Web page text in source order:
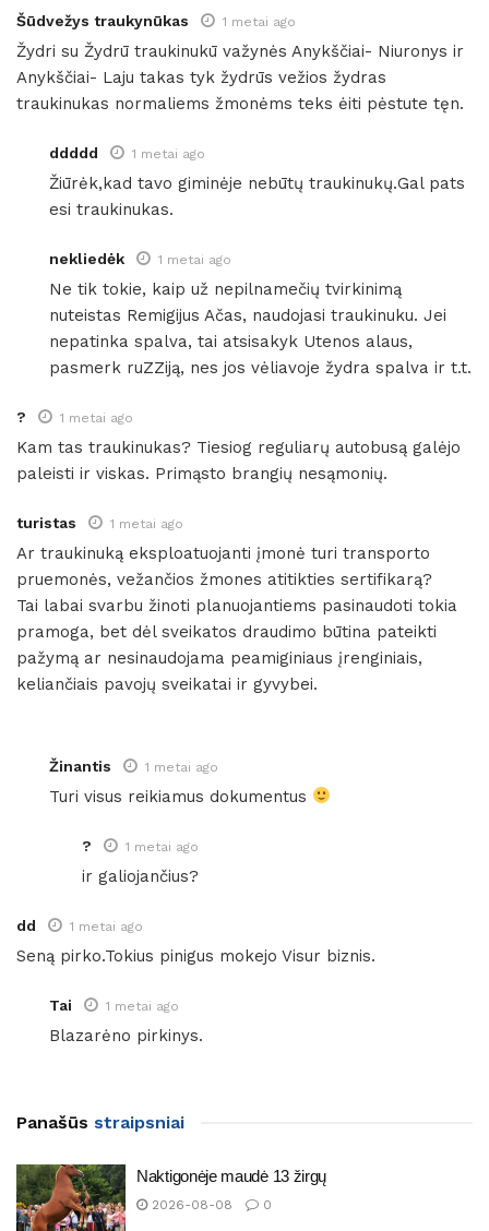
Šūdvežys traukynūkas 1 metai ago
Žydri su Žydrū traukinukū važynės Anykščiai- Niuronys ir
Anykščiai- Laju takas tyk žydrūs vežios žydras
traukinukas normaliems žmonėms teks ėiti pėstute tęn.
ddddd 1 metai ago
Žiūrėk,kad tavo giminėje nebūtų traukinukų.Gal pats
esi traukinukas.
nekliedėk 1 metai ago
Ne tik tokie, kaip už nepilnamečių tvirkinimą
nuteistas Remigijus Ačas, naudojasi traukinuku. Jei
nepatinka spalva, tai atsisakyk Utenos alaus,
pasmerk ruZZiją, nes jos vėliavoje žydra spalva ir t.t.
? 1 metai ago
Kam tas traukinukas? Tiesiog reguliarų autobusą galėjo
paleisti ir viskas. Primąsto brangių nesąmonių.
turistas 1 metai ago
Ar traukinuką eksploatuojanti įmonė turi transporto
pruemonės, vežančios žmones atitikties sertifikarą?
Tai labai svarbu žinoti planuojantiems pasinaudoti tokia
pramoga, bet dėl sveikatos draudimo būtina pateikti
pažymą ar nesinaudojama peamiginiaus įrenginiais,
keliančiais pavojų sveikatai ir gyvybei.
Žinantis 1 metai ago
Turi visus reikiamus dokumentus
? 1 metai ago
ir galiojančius?
dd 1 metai ago
Seną pirko.Tokius pinigus mokejo Visur biznis.
Tai 1 metai ago
Blazarėno pirkinys.
Panašūs straipsniai
Naktigonėje maudė 13 žirgų
2026-08-08 0